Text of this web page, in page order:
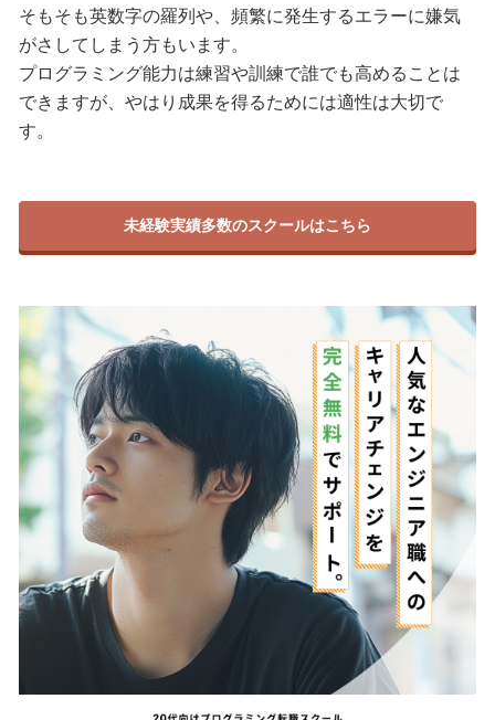
そもそも英数字の羅列や、頻繁に発生するエラーに嫌気
がさしてしまう方もいます。
プログラミング能力は練習や訓練で誰でも高めることは
できますが、やはり成果を得るためには適性は大切で
す。
未経験実績多数のスクールはこちら